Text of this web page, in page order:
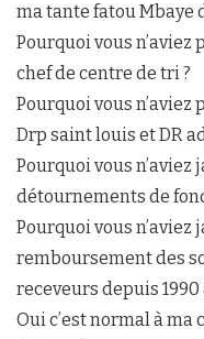
ma tante fatou Mbaye
Pourquoi vous
chef de centre de tri ?
Pourquoi vous n’aviez
Drp saint louis et DR
Pourquoi vous n’aviez
détournements de
Pourquoi vous
remboursement des
receveurs depuis 1990
Oui c’est normal à ma